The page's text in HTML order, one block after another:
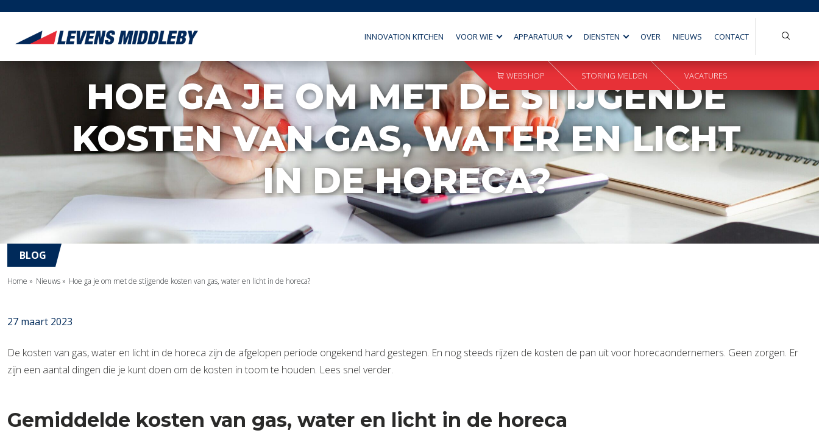
INNOVATION KITCHEN VOOR WIE APPARATUUR DIENSTEN OVER NIEUWS CONTACT
Search
WEBSHOP STORING MELDEN VACATURES
HOE GA JE OM MET DE STIJGENDE
KOSTEN VAN GAS, WATER EN LICHT
IN DE HORECA?
BLOG
Home » Nieuws » Hoe ga je om met de stijgende kosten van gas, water en licht in de horeca?
27 maart 2023
De kosten van gas, water en licht in de horeca zijn de afgelopen periode ongekend hard gestegen. En nog steeds rijzen de kosten de pan uit voor horecaondernemers. Geen zorgen. Er
zijn een aantal dingen die je kunt doen om de kosten in toom te houden. Lees snel verder.
Gemiddelde kosten van gas, water en licht in de horeca